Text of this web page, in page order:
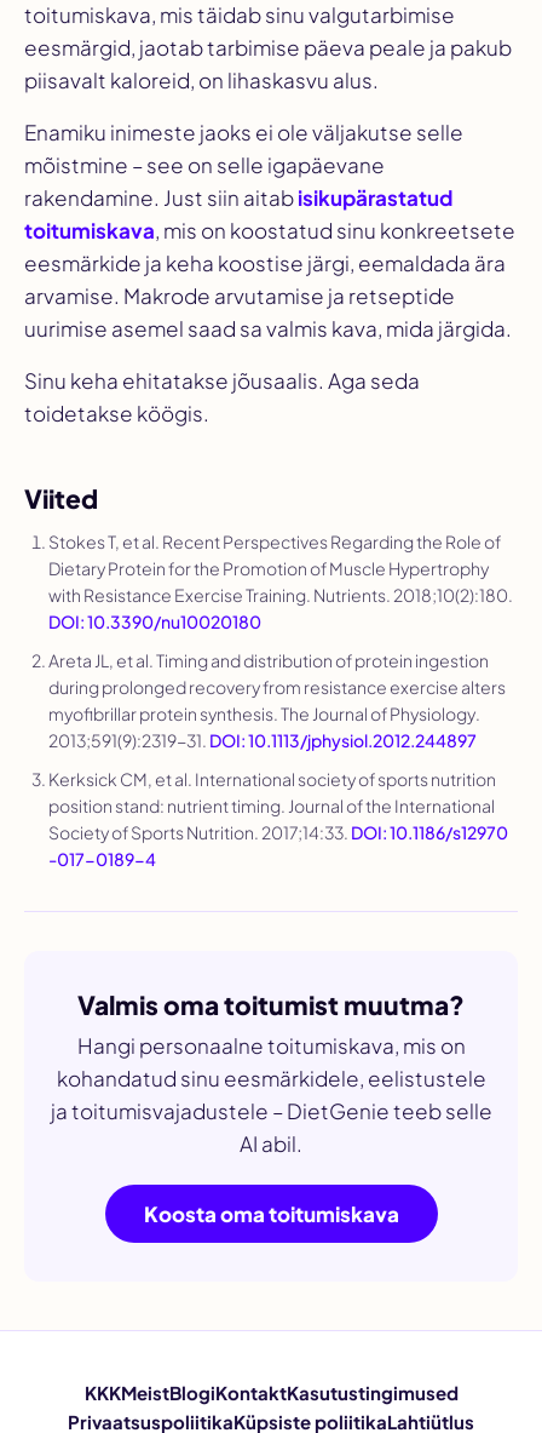
toitumiskava, mis täidab sinu valgutarbimise
eesmärgid, jaotab tarbimise päeva peale ja pakub
piisavalt kaloreid, on lihaskasvu alus.
Enamiku inimeste jaoks ei ole väljakutse selle
mõistmine – see on selle igapäevane
rakendamine. Just siin aitabisikupärastatud
toitumiskava, mis on koostatud sinu konkreetsete
eesmärkide ja keha koostise järgi, eemaldada ära
arvamise. Makrode arvutamise ja retseptide
uurimise asemel saad sa valmis kava, mida järgida.
Sinu keha ehitatakse jõusaalis. Aga seda
toidetakse köögis.
Viited
Stokes T, et al. Recent Perspectives Regarding the Role of
Dietary Protein for the Promotion of Muscle Hypertrophy
with Resistance Exercise Training. Nutrients. 2018;10(2):180.
DOI: 10.3390/nu10020180
Areta JL, et al. Timing and distribution of protein ingestion
during prolonged recovery from resistance exercise alters
myofibrillar protein synthesis.The Journal of Physiology.
2013;591(9):2319-31. DOI: 10.1113/jphysiol.2012.244897
Kerksick CM, et al. International society of sports nutrition
position stand: nutrient timing. Journal of the International
Society of Sports Nutrition. 2017;14:33. DOI: 10.1186/s12970
-017-0189-4
Valmis oma toitumist muutma?
Hangi personaalne toitumiskava, mis on
kohandatud sinu eesmärkidele, eelistustele
ja toitumisvajadustele – DietGenie teeb selle
AI abil.
Koosta oma toitumiskava
KKKMeistBlogiKontaktKasutustingimused
PrivaatsuspoliitikaKüpsiste poliitikaLahtiütlus